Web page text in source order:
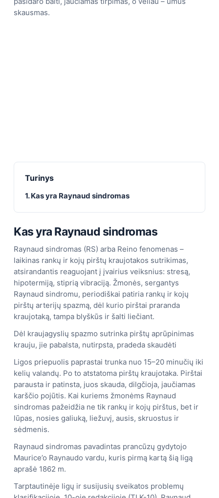
skausmas.
Turinys
1. Kas yra Raynaud sindromas
Kas yra Raynaud sindromas
Raynaud sindromas (RS) arba Reino fenomenas –
laikinas rankų ir kojų pirštų kraujotakos sutrikimas,
atsirandantis reaguojant į įvairius veiksnius: stresą,
hipotermiją, stiprią vibraciją. Žmonės, sergantys
Raynaud sindromu, periodiškai patiria rankų ir kojų
pirštų arterijų spazmą, dėl kurio pirštai praranda
kraujotaką, tampa blyškūs ir šalti liečiant.
Dėl kraujagyslių spazmo sutrinka pirštų aprūpinimas
krauju, jie pabalsta, nutirpsta, pradeda skaudėti
Ligos priepuolis paprastai trunka nuo 15–20 minučių iki
kelių valandų. Po to atstatoma pirštų kraujotaka. Pirštai
parausta ir patinsta, juos skauda, ​​dilgčioja, jaučiamas
karščio pojūtis. Kai kuriems žmonėms Raynaud
sindromas pažeidžia ne tik rankų ir kojų pirštus, bet ir
lūpas, nosies galiuką, liežuvį, ausis, skruostus ir
sėdmenis.
Raynaud sindromas pavadintas prancūzų gydytojo
Maurice’o Raynaudo vardu, kuris pirmą kartą šią ligą
aprašė 1862 m.
Tarptautinėje ligų ir susijusių sveikatos problemų